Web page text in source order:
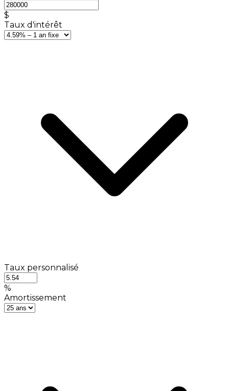
$
Taux d'intérêt
Taux personnalisé
%
Amortissement